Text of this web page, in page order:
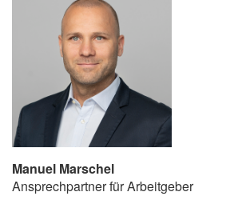
Manuel Marschel
Ansprechpartner für Arbeitgeber